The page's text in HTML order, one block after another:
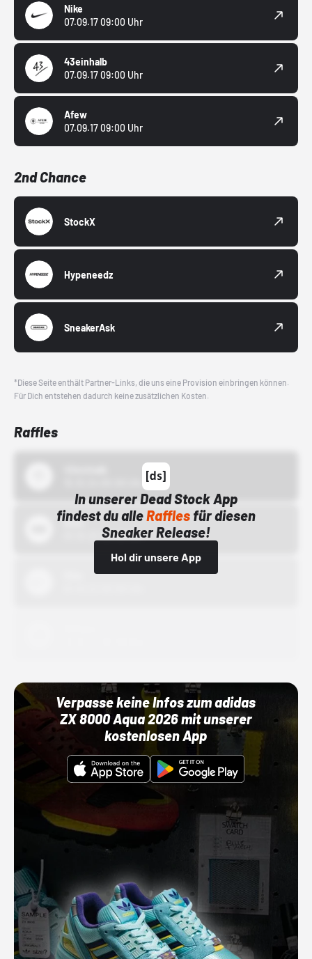
Nike
07.09.17 09:00 Uhr
43einhalb
07.09.17 09:00 Uhr
Afew
07.09.17 09:00 Uhr
2nd Chance
StockX
Hypeneedz
SneakerAsk
*Diese Seite enthält Partner-Links, die uns eine Provision einbringen können.
Für Dich entstehen dadurch keine zusätzlichen Kosten.
Raffles
In unserer Dead Stock App
findest du alleRafflesfür diesen
Sneaker Release!
Hol dir unsere App
Bstn
01.10.22 00:00 Uhr
Verpasse keine Infos zum adidas
ZX 8000 Aqua 2026 mit unserer
kostenlosen App